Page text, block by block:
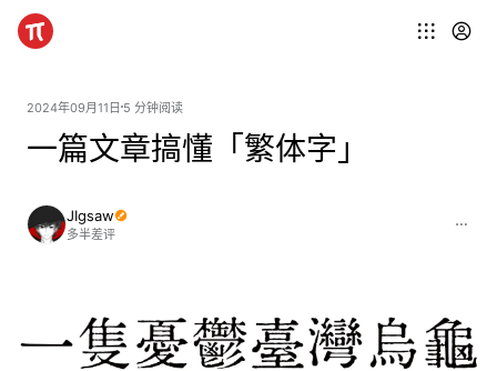
2024年09月11日 5 分钟阅读
一篇文章搞懂「繁体字」
JIgsaw
多半差评